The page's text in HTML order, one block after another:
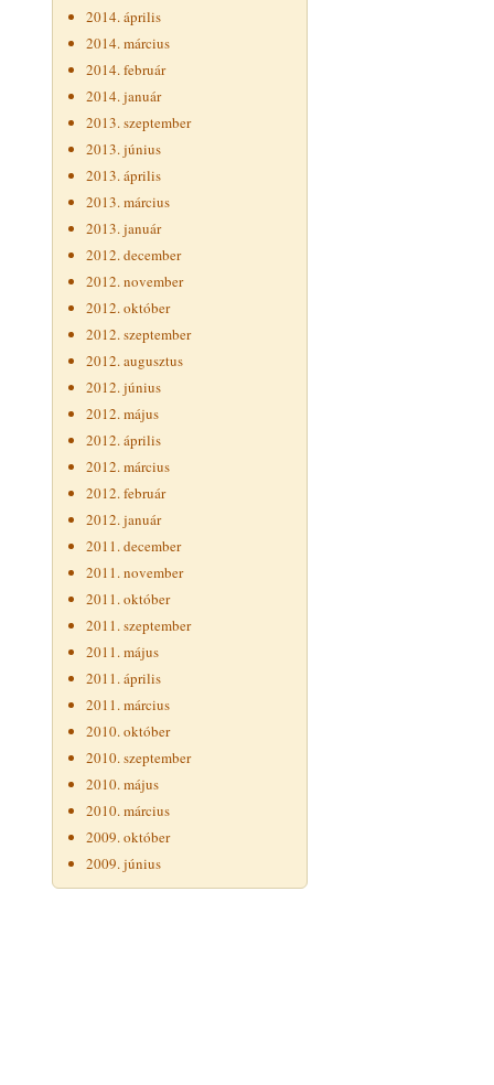
2014. április
2014. március
2014. február
2014. január
2013. szeptember
2013. június
2013. április
2013. március
2013. január
2012. december
2012. november
2012. október
2012. szeptember
2012. augusztus
2012. június
2012. május
2012. április
2012. március
2012. február
2012. január
2011. december
2011. november
2011. október
2011. szeptember
2011. május
2011. április
2011. március
2010. október
2010. szeptember
2010. május
2010. március
2009. október
2009. június